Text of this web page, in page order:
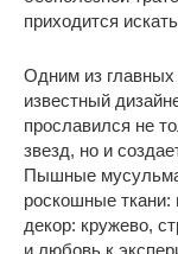
приходится
Одним из
известный
прославился не
звезд, но и
Пышные
роскошные
декор: кружево,